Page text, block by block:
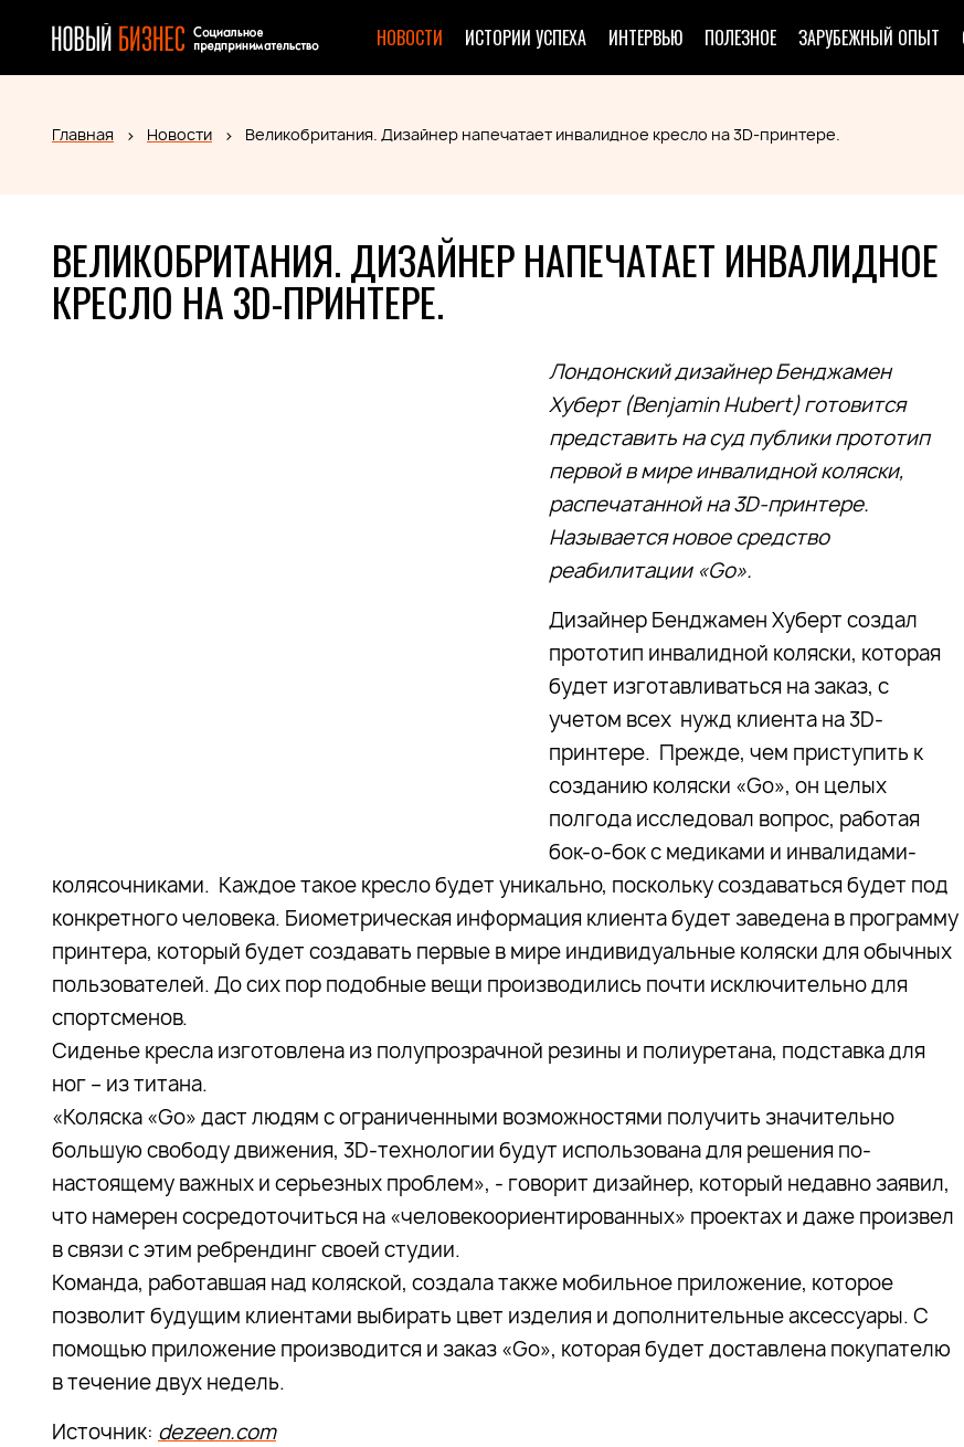
НОВОСТИ ИСТОРИИ УСПЕХА ИНТЕРВЬЮ ПОЛЕЗНОЕ ЗАРУБЕЖНЫЙ ОПЫТ
Главная Новости Великобритания. Дизайнер напечатает инвалидное кресло на 3D-принтере.
ВЕЛИКОБРИТАНИЯ. ДИЗАЙНЕР НАПЕЧАТАЕТ ИНВАЛИДНОЕ
КРЕСЛО НА 3D-ПРИНТЕРЕ.
Лондонский дизайнер Бенджамен
Хуберт (Вenjamin Hubert) готовится
представить на суд публики прототип
первой в мире инвалидной коляски,
распечатанной на 3D-принтере.
Называется новое средство
реабилитации «Go».
Дизайнер Бенджамен Хуберт создал
прототип инвалидной коляски, которая
будет изготавливаться на заказ, с
учетом всех нужд клиента на 3D-
принтере. Прежде, чем приступить к
созданию коляски «Go», он целых
полгода исследовал вопрос, работая
бок-о-бок с медиками и инвалидами-
колясочниками. Каждое такое кресло будет уникально, поскольку создаваться будет под
конкретного человека. Биометрическая информация клиента будет заведена в программу
принтера, который будет создавать первые в мире индивидуальные коляски для обычных
пользователей. До сих пор подобные вещи производились почти исключительно для
спортсменов.
Сиденье кресла изготовлена из полупрозрачной резины и полиуретана, подставка для
ног – из титана.
«Коляска «Go» даст людям с ограниченными возможностями получить значительно
большую свободу движения, 3D-технологии будут использована для решения по-
настоящему важных и серьезных проблем», - говорит дизайнер, который недавно заявил,
что намерен сосредоточиться на «человекоориентированных» проектах и даже произвел
в связи с этим ребрендинг своей студии.
Команда, работавшая над коляской, создала также мобильное приложение, которое
позволит будущим клиентами выбирать цвет изделия и дополнительные аксессуары. С
помощью приложение производится и заказ «Go», которая будет доставлена покупателю
в течение двух недель.
Источник: dezeen.com